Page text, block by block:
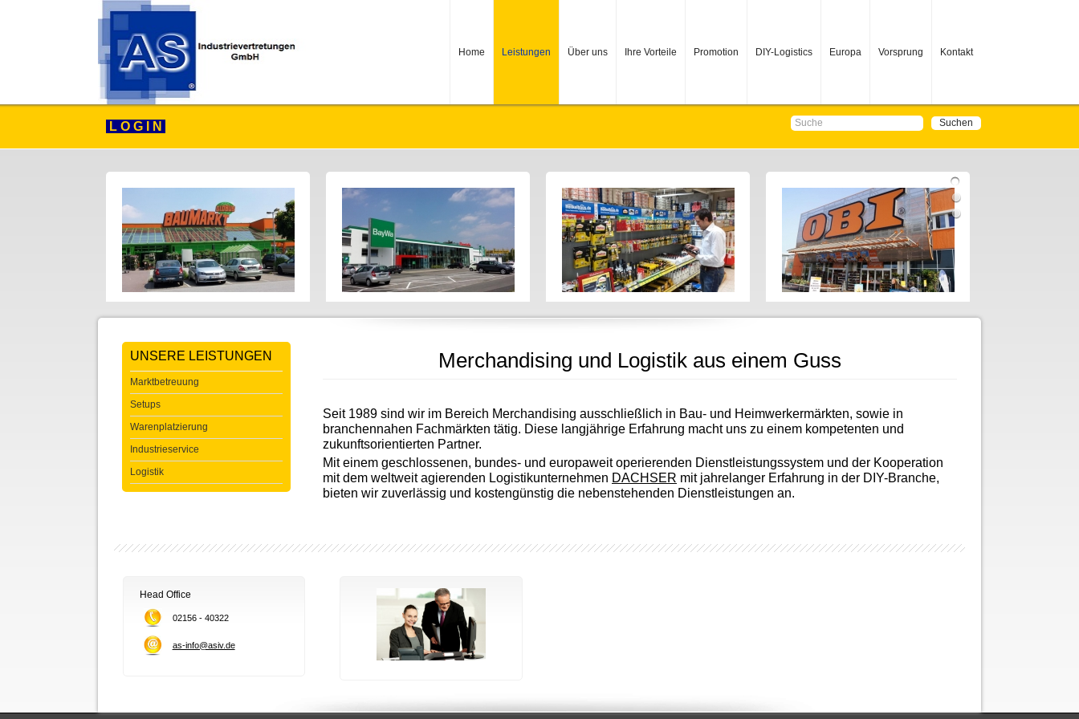
Home Leistungen Über uns Ihre Vorteile Promotion DIY-Logistics Europa Vorsprung Kontakt
L O G I N
UNSERE LEISTUNGEN
Marktbetreuung
Setups
Warenplatzierung
Industrieservice
Logistik
Merchandising und Logistik aus einem Guss
Seit 1989 sind wir im Bereich Merchandising ausschließlich in Bau- und Heimwerkermärkten, sowie in
branchennahen Fachmärkten tätig. Diese langjährige Erfahrung macht uns zu einem kompetenten und
zukunftsorientierten Partner.
Mit einem geschlossenen, bundes- und europaweit operierenden Dienstleistungssystem und der Kooperation
mit dem weltweit agierenden Logistikunternehmen DACHSER mit jahrelanger Erfahrung in der DIY-Branche,
bieten wir zuverlässig und kostengünstig die nebenstehenden Dienstleistungen an.
Head Office
02156 - 40322
as-info@asiv.de